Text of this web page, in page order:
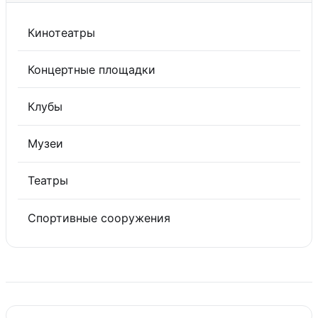
Кинотеатры
Концертные площадки
Клубы
Музеи
Театры
Спортивные сооружения